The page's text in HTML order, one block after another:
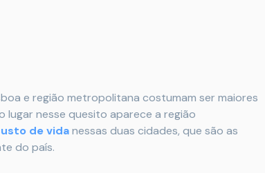
e região metropolitana costumam ser maiores
lugar nesse quesito aparece a região
de vidanessas duas cidades, que são as
do país.